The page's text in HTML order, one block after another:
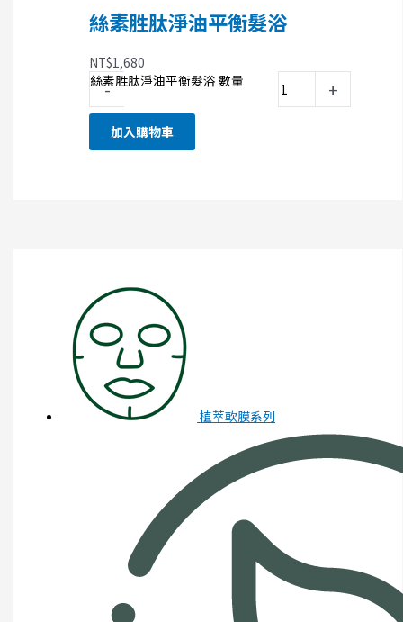
植萃軟膜系列
絲素胜肽淨油平衡髮浴
NT$1,680
-
絲素胜肽淨油平衡髮浴 數量 +
加入購物車